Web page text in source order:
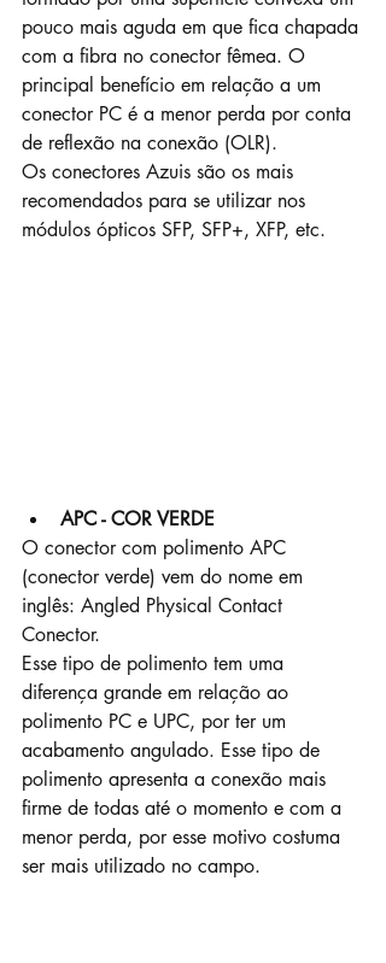
pouco mais aguda em que fica chapada
com a fibra no conector fêmea. O
principal benefício em relação a um
conector PC é a menor perda por conta
de reflexão na conexão (OLR).
Os conectores Azuis são os mais
recomendados para se utilizar nos
módulos ópticos SFP, SFP+, XFP, etc.
APC - COR VERDE
O conector com polimento APC
(conector verde) vem do nome em
inglês: Angled Physical Contact
Conector.
Esse tipo de polimento tem uma
diferença grande em relação ao
polimento PC e UPC, por ter um
acabamento angulado. Esse tipo de
polimento apresenta a conexão mais
firme de todas até o momento e com a
menor perda, por esse motivo costuma
ser mais utilizado no campo.